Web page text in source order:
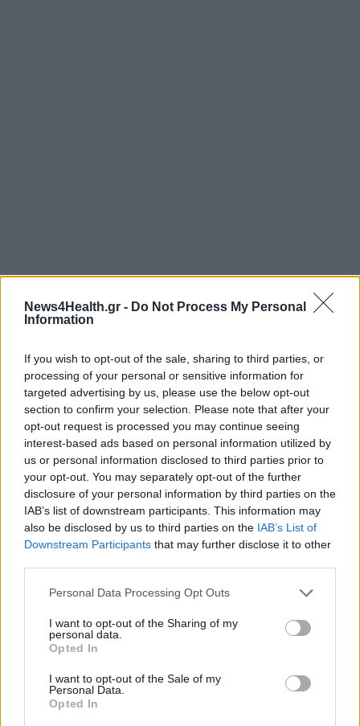
News4Health.gr - Do Not Process My Personal
Information
If you wish to opt-out of the sale, sharing to third parties, or
processing of your personal or sensitive information for
targeted advertising by us, please use the below opt-out
section to confirm your selection. Please note that after your
opt-out request is processed you may continue seeing
interest-based ads based on personal information utilized by
us or personal information disclosed to third parties prior to
your opt-out. You may separately opt-out of the further
disclosure of your personal information by third parties on the
IAB’s list of downstream participants. This information may
also be disclosed by us to third parties on the IAB’s List of
Downstream Participants that may further disclose it to other
Personal Data Processing Opt Outs
I want to opt-out of the Sharing of my
personal data.
Opted In
I want to opt-out of the Sale of my
Personal Data.
Opted In
Τελευταία τροποποίηση στις 18/02/2022 - 22:25
ΚΑΤΟΙΚΟΝ ΕΜΒΟΛΙΑΣΜΟΣ
ΕΜΒΟΛΙΑΣΜΟΣ